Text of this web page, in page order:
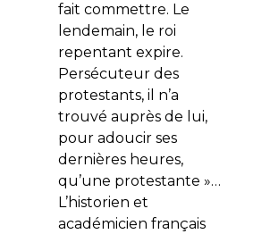
fait commettre. Le
lendemain, le roi
repentant expire.
Persécuteur des
protestants, il n’a
trouvé auprès de lui,
pour adoucir ses
dernières heures,
qu’une protestante »…
L’historien et
académicien français